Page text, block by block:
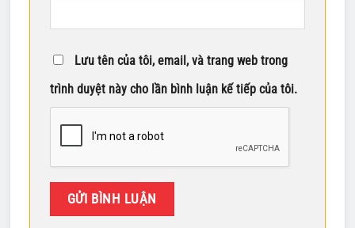
Lưu tên của tôi, email, và trang web trong
trình duyệt này cho lần bình luận kế tiếp của tôi.